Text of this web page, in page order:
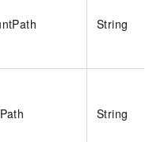
String
String